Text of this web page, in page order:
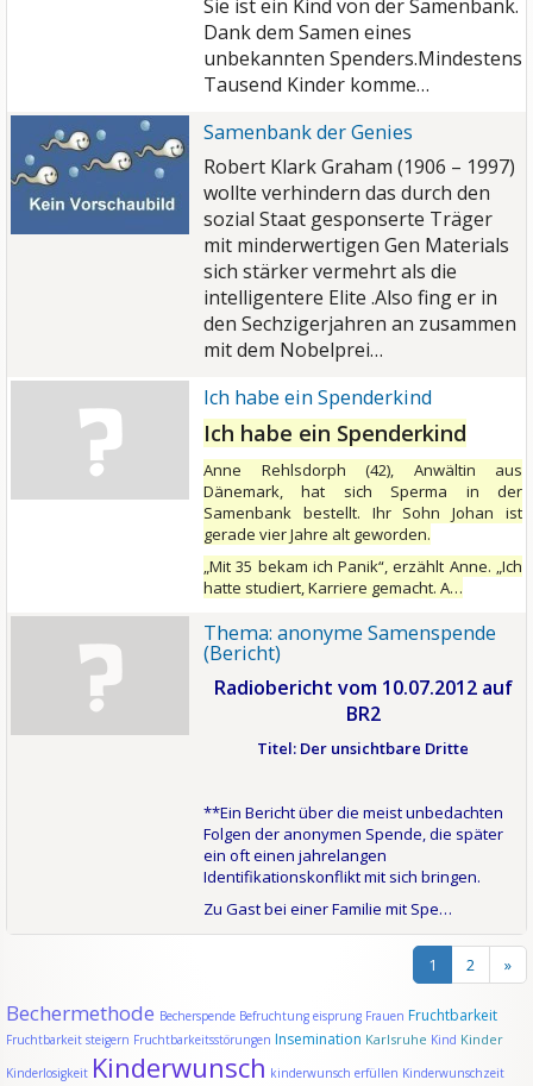
Sie ist ein Kind von der Samenbank.
Dank dem Samen eines
unbekannten Spenders.Mindestens
Tausend Kinder komme…
Samenbank der Genies
Robert Klark Graham (1906 – 1997)
wollte verhindern das durch den
sozial Staat gesponserte Träger
mit minderwertigen Gen Materials
sich stärker vermehrt als die
intelligentere Elite .Also fing er in
den Sechzigerjahren an zusammen
mit dem Nobelprei…
Ich habe ein Spenderkind
Ich habe ein Spenderkind
Anne Rehlsdorph (42), Anwältin aus
Dänemark, hat sich Sperma in der
Samenbank bestellt. Ihr Sohn Johan ist
gerade vier Jahre alt geworden.
„Mit 35 bekam ich Panik“, erzählt Anne. „Ich
hatte studiert, Karriere gemacht. A…
Thema: anonyme Samenspende
(Bericht)
Radiobericht vom 10.07.2012 auf
BR2
Titel: Der unsichtbare Dritte
**Ein Bericht über die meist unbedachten
Folgen der anonymen Spende, die später
ein oft einen jahrelangen
Identifikationskonflikt mit sich bringen.
Zu Gast bei einer Familie mit Spe…
1 2 »
Bechermethode Becherspende Befruchtung eisprung Frauen Fruchtbarkeit
Fruchtbarkeit steigern Fruchtbarkeitsstörungen Insemination Karlsruhe Kind Kinder
Kinderlosigkeit Kinderwunsch kinderwunsch erfüllen Kinderwunschzeit